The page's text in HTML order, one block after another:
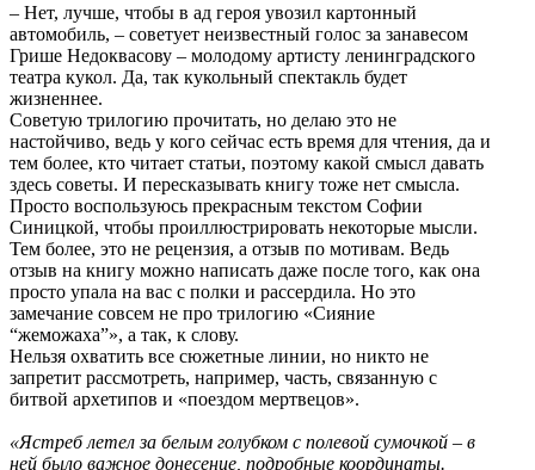
– Нет, лучше, чтобы в ад героя увозил картонный
автомобиль, – советует неизвестный голос за занавесом
Грише Недоквасову – молодому артисту ленинградского
театра кукол. Да, так кукольный спектакль будет
жизненнее.
Советую трилогию прочитать, но делаю это не
настойчиво, ведь у кого сейчас есть время для чтения, да и
тем более, кто читает статьи, поэтому какой смысл давать
здесь советы. И пересказывать книгу тоже нет смысла.
Просто воспользуюсь прекрасным текстом Софии
Синицкой, чтобы проиллюстрировать некоторые мысли.
Тем более, это не рецензия, а отзыв по мотивам. Ведь
отзыв на книгу можно написать даже после того, как она
просто упала на вас с полки и рассердила. Но это
замечание совсем не про трилогию «Сияние
“жеможаха”», а так, к слову.
Нельзя охватить все сюжетные линии, но никто не
запретит рассмотреть, например, часть, связанную с
битвой архетипов и «поездом мертвецов».
«Ястреб летел за белым голубком с полевой сумочкой – в
ней было важное донесение, подробные координаты.